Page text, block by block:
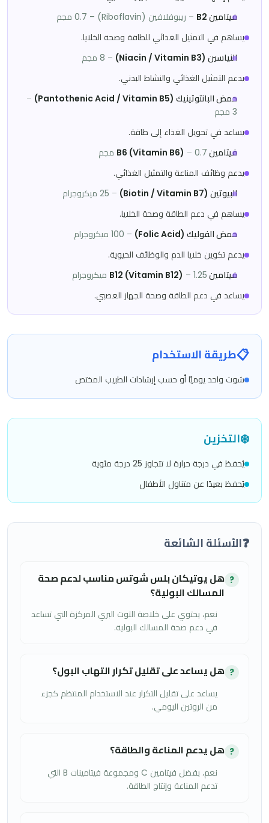
فيتامين B2
– ريبوفلافين (Riboflavin) – 0.7 مجم
يساهم في التمثيل الغذائي للطاقة وصحة الخلايا.
النياسين (Niacin / Vitamin B3)
– 8 مجم
يدعم التمثيل الغذائي والنشاط البدني.
حمض البانتوثينيك (Pantothenic Acid / Vitamin B5)
–
3 مجم
يساعد في تحويل الغذاء إلى طاقة.
فيتامين B6 (Vitamin B6)
– 0.7 مجم
يدعم وظائف المناعة والتمثيل الغذائي.
البيوتين (Biotin / Vitamin B7)
– 25 ميكروجرام
يساهم في دعم الطاقة وصحة الخلايا.
حمض الفوليك (Folic Acid)
– 100 ميكروجرام
يدعم تكوين خلايا الدم والوظائف الحيوية.
فيتامين B12 (Vitamin B12)
– 1.25 ميكروجرام
يساعد في دعم الطاقة وصحة الجهاز العصبي.
📋طريقة الاستخدام
شوت واحد يوميًا أو حسب إرشادات الطبيب المختص
❄️التخزين
يُحفظ في درجة حرارة لا تتجاوز 25 درجة مئوية
يُحفظ بعيدًا عن متناول الأطفال
❓الأسئلة الشائعة
? هل يوتيكان بلس شوتس مناسب لدعم صحة
المسالك البولية؟
نعم، يحتوي على خلاصة التوت البري المركزة التي تساعد
في دعم صحة المسالك البولية.
? هل يساعد على تقليل تكرار التهاب البول؟
يساعد على تقليل التكرار عند الاستخدام المنتظم كجزء
من الروتين اليومي.
? هل يدعم المناعة والطاقة؟
نعم، بفضل فيتامين C ومجموعة فيتامينات B التي
تدعم المناعة وإنتاج الطاقة.